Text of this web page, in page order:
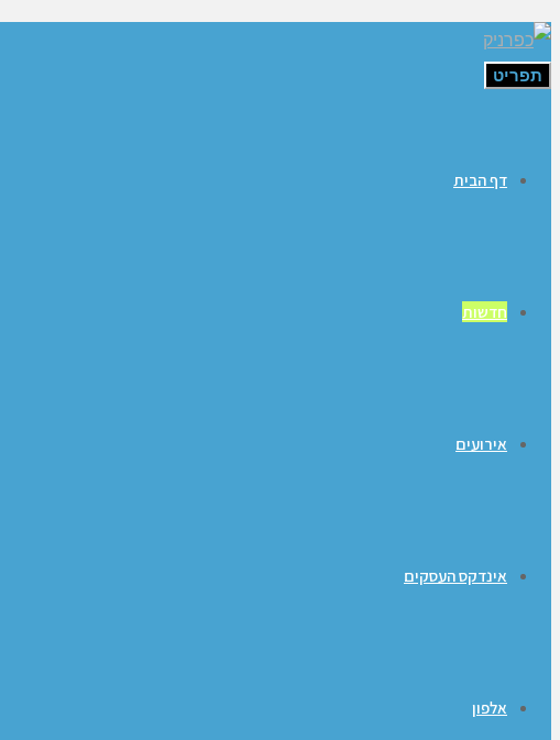
תפריט
דף הבית
חדשות
אירועים
אינדקס העסקים
אלפון